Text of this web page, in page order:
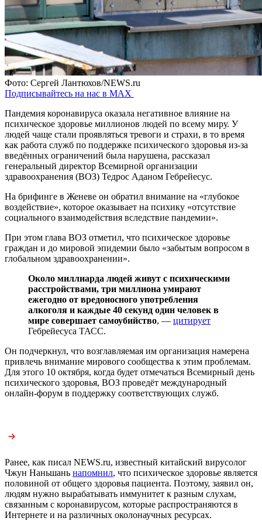
Фото: Сергей Лантюхов/NEWS.ru
Подписывайтесь на нас в MAX
Пандемия коронавируса оказала негативное влияние на
психическое здоровье миллионов людей по всему миру. У
людей чаще стали проявляться тревоги и страхи, в то время
как работа служб по поддержке психического здоровья из-за
введённых ограничений была нарушена, рассказал
генеральный директор Всемирной организации
здравоохранения (ВОЗ) Тедрос Аданом Гебрейесус.
На брифинге в Женеве он обратил внимание на «глубокое
воздействие», которое оказывает на психику «отсутствие
социального взаимодействия вследствие пандемии».
При этом глава ВОЗ отметил, что психическое здоровье
граждан и до мировой эпидемии было «забытым вопросом в
глобальном здравоохранении».
Около миллиарда людей живут с психическими
расстройствами, три миллиона умирают
ежегодно от вредоносного употребления
алкоголя и каждые 40 секунд один человек в
мире совершает самоубийство, — цитирует
Гебрейесуса ТАСС.
Он подчеркнул, что возглавляемая им организация намерена
привлечь внимание мирового сообщества к этим проблемам.
Для этого 10 октября, когда будет отмечаться Всемирный день
психического здоровья, ВОЗ проведёт международный
онлайн-форум в поддержку соответствующих служб.
Ранее, как писал NEWS.ru, известный китайский вирусолог
Чжун Наньшань напомнил, что психическое здоровье является
половиной от общего здоровья пациента. Поэтому, заявил он,
людям нужно вырабатывать иммунитет к разным слухам,
связанным с коронавирусом, которые распространяются в
Интернете и на различных околонаучных ресурсах.